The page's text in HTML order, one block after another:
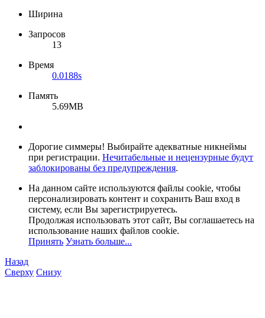
Ширина
Запросов
13
Время
0.0188s
Память
5.69MB
Дорогие симмеры! Выбирайте адекватные никнеймы
при регистрации. Нечитабельные и нецензурные будут
заблокированы без предупреждения.
На данном сайте используются файлы cookie, чтобы
персонализировать контент и сохранить Ваш вход в
систему, если Вы зарегистрируетесь.
Продолжая использовать этот сайт, Вы соглашаетесь на
использование наших файлов cookie.
Принять Узнать больше...
Назад
Сверху Снизу